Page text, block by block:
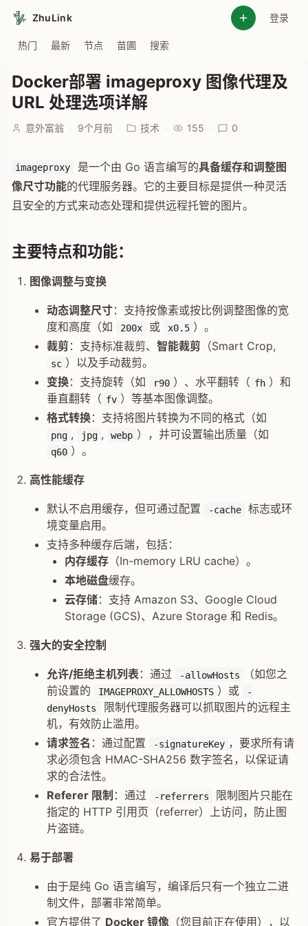
ZhuLink 登录
热门 最新 节点 苗圃 搜索
Docker部署 imageproxy 图像代理及
URL 处理选项详解
意外富翁 · 9个月前 · 技术 · 155 · 0
imageproxy 是一个由 Go 语言编写的具备缓存和调整图
像尺寸功能的代理服务器。它的主要目标是提供一种灵活
且安全的方式来动态处理和提供远程托管的图片。
主要特点和功能：
图像调整与变换
动态调整尺寸：支持按像素或按比例调整图像的宽
度和高度（如
200x 或 x0.5 ）。
裁剪 ：支持标准裁剪、智能裁剪 （Smart Crop,
sc ）以及手动裁剪。
变换：支持旋转（如 r90 ）、水平翻转（ fh ）和
垂直翻转（ fv ）等基本图像调整。
格式转换：支持将图片转换为不同的格式（如
png , jpg , webp ），并可设置输出质量（如
q60 ）。
高性能缓存
默认不启用缓存，但可通过配置 -cache
标志或环
境变量启用。
支持多种缓存后端，包括：
内存缓存（In-memory LRU cache）。
本地磁盘缓存。
云存储：支持 Amazon S3、Google Cloud
Storage (GCS)、Azure Storage 和 Redis。
强大的安全控制
允许/拒绝主机列表：通过 -allowHosts
（如您之
前设置的
IMAGEPROXY_ALLOWHOSTS ）或
-
denyHosts
限制代理服务器可以抓取图片的远程主
机，有效防止滥用。
请求签名 ：通过配置 -signatureKey ，要求所有请
求必须包含 HMAC-SHA256 数字签名，以保证请
求的合法性。
Referer 限制 ：通过 -referrers
限制图片只能在
指定的 HTTP 引用页（referrer）上访问，防止图
片盗链。
易于部署
由于是纯 Go 语言编写，编译后只有一个独立二进
制文件，部署非常简单。
官方提供了 Docker 镜像 （您目前正在使用），以